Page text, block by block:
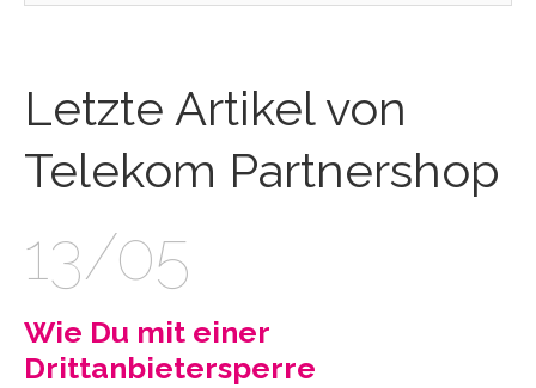
Letzte Artikel von
Telekom Partnershop
13/05
Wie Du mit einer
Drittanbietersperre